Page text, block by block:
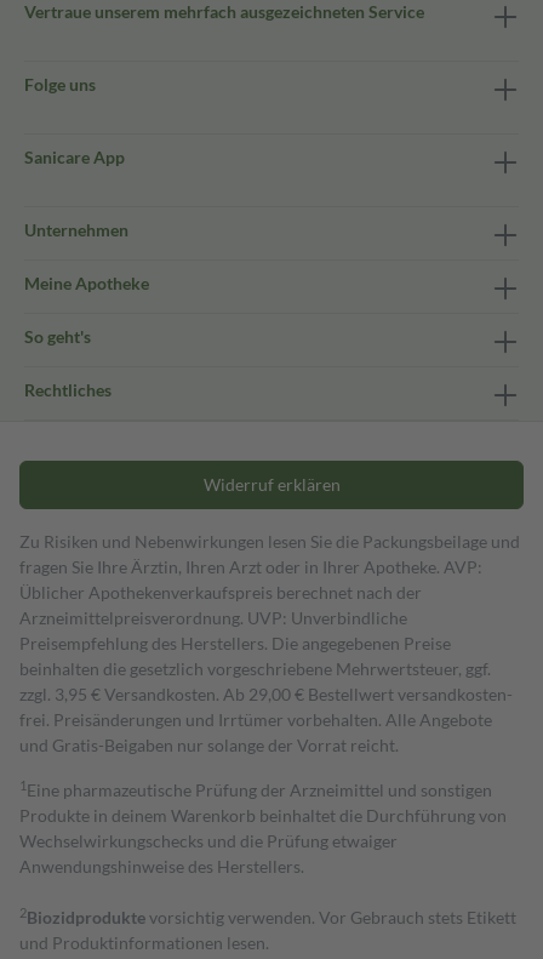
Vertraue unserem mehrfach ausgezeichneten Service
Folge uns
Sanicare App
Unternehmen
Meine Apotheke
So geht's
Rechtliches
Widerruf erklären
Zu Risiken und Nebenwirkungen lesen Sie die Packungsbeilage und
fragen Sie Ihre Ärztin, Ihren Arzt oder in Ihrer Apotheke. AVP:
Üblicher Apothekenverkaufspreis berechnet nach der
Arzneimittelpreisverordnung. UVP: Unverbindliche
Preisempfehlung des Herstellers. Die angegebenen Preise
beinhalten die gesetzlich vorgeschriebene Mehrwertsteuer, ggf.
zzgl. 3,95 € Versandkosten. Ab 29,00 € Bestell­wert versand­kosten­
frei. Preisänderungen und Irrtümer vorbehalten. Alle Angebote
und Gratis-Beigaben nur solange der Vorrat reicht.
1 Eine pharmazeutische Prüfung der Arzneimittel und sonstigen
Produkte in deinem Warenkorb beinhaltet die Durchführung von
Wechselwirkungschecks und die Prüfung etwaiger
Anwendungshinweise des Herstellers.
2Biozidproduktevorsichtig verwenden. Vor Gebrauch stets Etikett
und Produktinformationen lesen.